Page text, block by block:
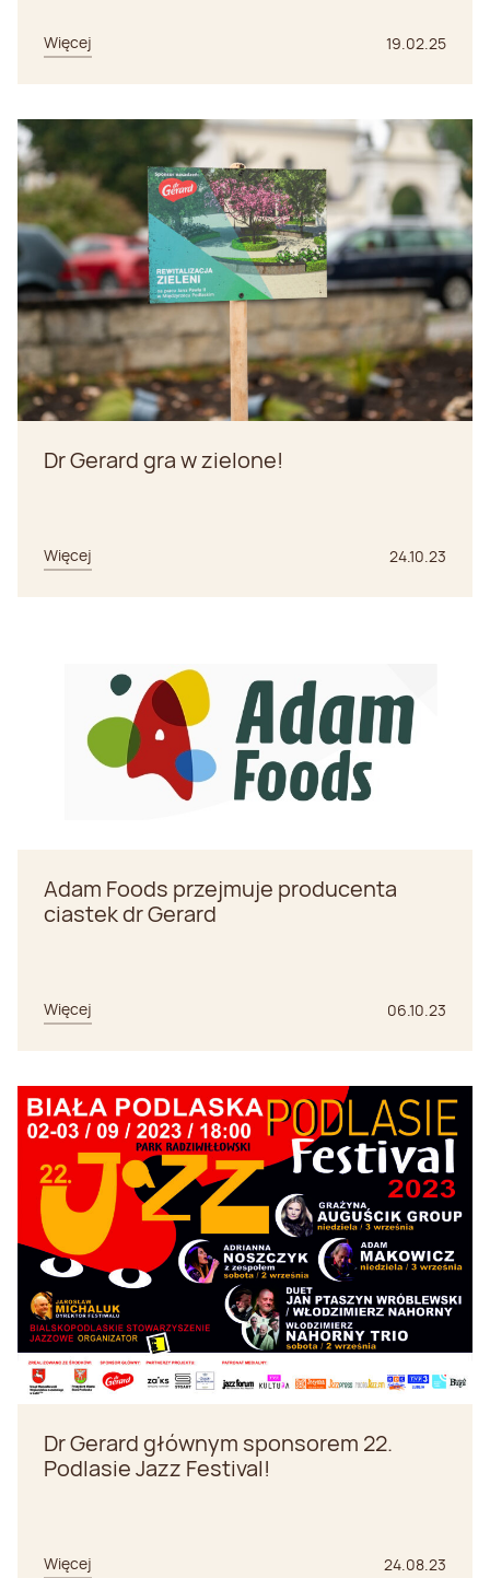
Więcej 19.02.25
Dr Gerard gra w zielone!
Więcej 24.10.23
Adam Foods przejmuje producenta
ciastek dr Gerard
Więcej 06.10.23
Dr Gerard głównym sponsorem 22.
Podlasie Jazz Festival!
Więcej 24.08.23